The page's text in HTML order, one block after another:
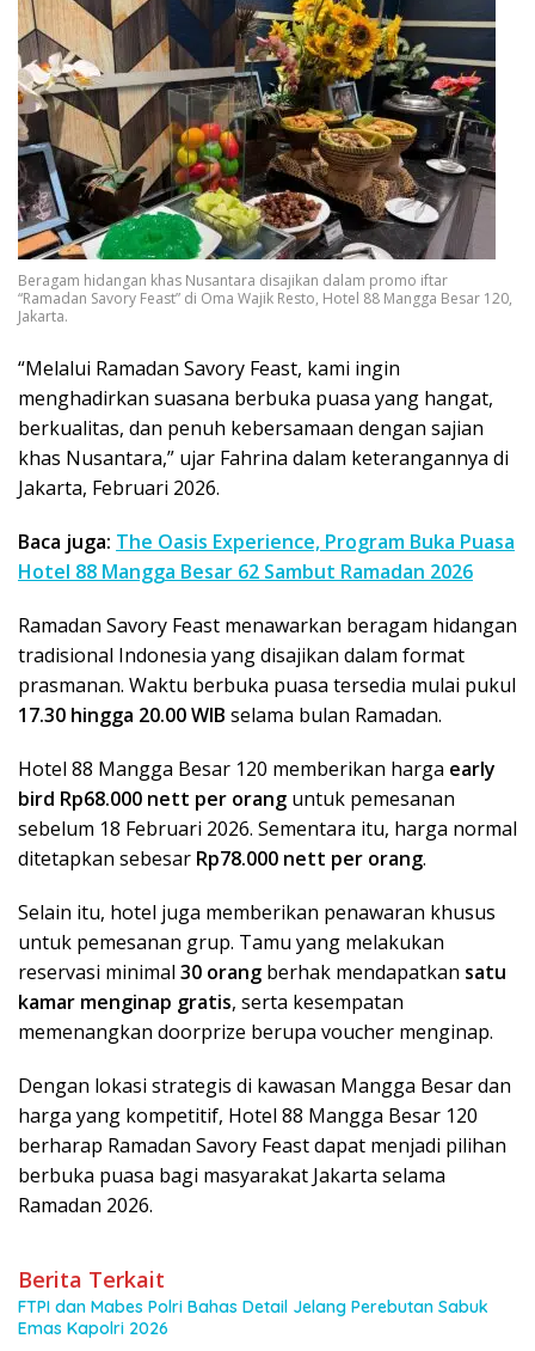
Beragam hidangan khas Nusantara disajikan dalam promo iftar
“Ramadan Savory Feast” di Oma Wajik Resto, Hotel 88 Mangga Besar 120,
Jakarta.
“Melalui Ramadan Savory Feast, kami ingin
menghadirkan suasana berbuka puasa yang hangat,
berkualitas, dan penuh kebersamaan dengan sajian
khas Nusantara,” ujar Fahrina dalam keterangannya di
Jakarta, Februari 2026.
Baca juga: The Oasis Experience, Program Buka Puasa
Hotel 88 Mangga Besar 62 Sambut Ramadan 2026
Ramadan Savory Feast menawarkan beragam hidangan
tradisional Indonesia yang disajikan dalam format
prasmanan. Waktu berbuka puasa tersedia mulai pukul
17.30 hingga 20.00 WIB selama bulan Ramadan.
Hotel 88 Mangga Besar 120 memberikan harga early
bird Rp68.000 nett per orang untuk pemesanan
sebelum 18 Februari 2026. Sementara itu, harga normal
ditetapkan sebesar Rp78.000 nett per orang.
Selain itu, hotel juga memberikan penawaran khusus
untuk pemesanan grup. Tamu yang melakukan
reservasi minimal 30 orang berhak mendapatkan satu
kamar menginap gratis, serta kesempatan
memenangkan doorprize berupa voucher menginap.
Dengan lokasi strategis di kawasan Mangga Besar dan
harga yang kompetitif, Hotel 88 Mangga Besar 120
berharap Ramadan Savory Feast dapat menjadi pilihan
berbuka puasa bagi masyarakat Jakarta selama
Ramadan 2026.
Berita Terkait
FTPI dan Mabes Polri Bahas Detail Jelang Perebutan Sabuk
Emas Kapolri 2026